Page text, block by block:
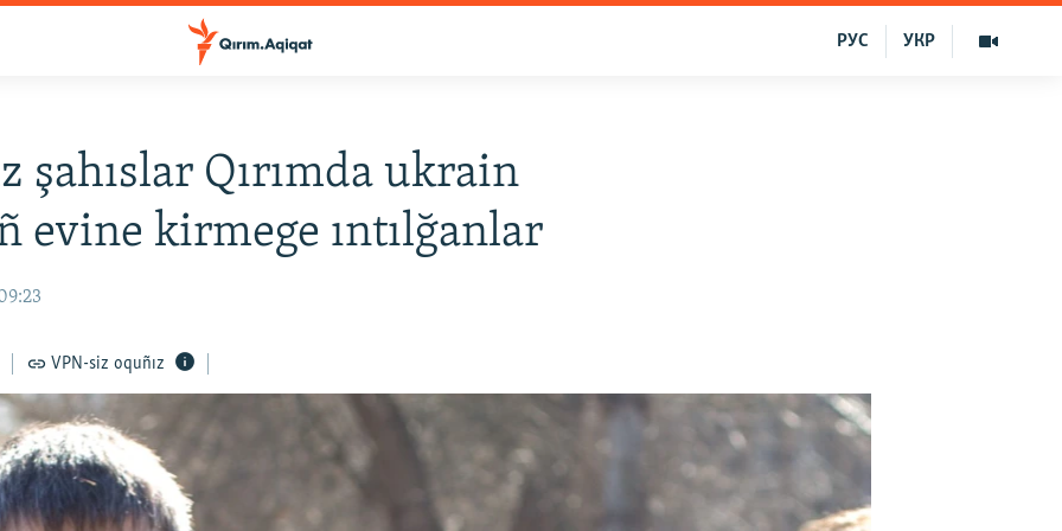
УКР
РУС
şahıslar Qırımda ukrain
evine kirmege ıntılğanlar
VPN-siz oquñız